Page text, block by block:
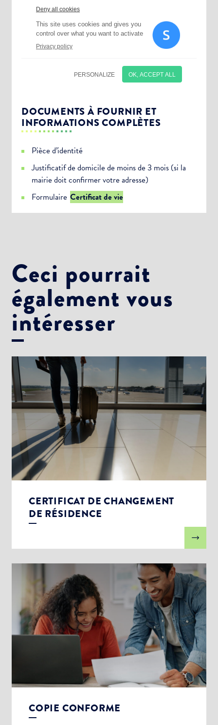
DOCUMENTS À FOURNIR ET
INFORMATIONS COMPLÈTES
Pièce d’identité
Justificatif de domicile de moins de 3 mois (si la
mairie doit confirmer votre adresse)
Formulaire Certificat de vie
Ceci pourrait
également vous
intéresser
CERTIFICAT DE CHANGEMENT
DE RÉSIDENCE
COPIE CONFORME
Choisissez votre abonnement :
Alertes Mail